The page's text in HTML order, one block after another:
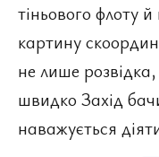
тіньового флоту
картину
не лише
швидко Захід
наважується